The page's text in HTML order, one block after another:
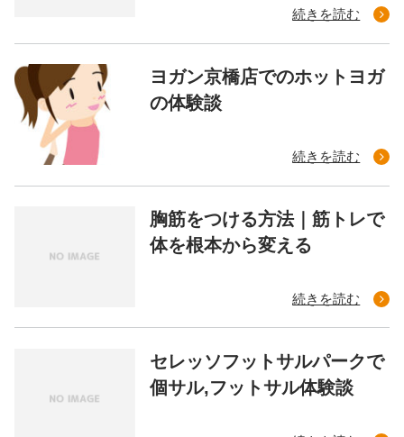
続きを読む
ヨガン京橋店でのホットヨガ
の体験談
続きを読む
胸筋をつける方法｜筋トレで
体を根本から変える
続きを読む
セレッソフットサルパークで
個サル,フットサル体験談